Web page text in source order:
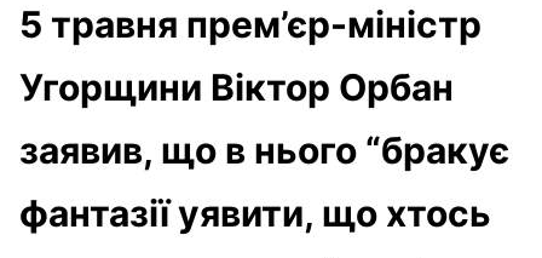
5 травня прем’єр-міністр
Угорщини Віктор Орбан
заявив, що в нього “бракує
фантазії уявити, що хтось